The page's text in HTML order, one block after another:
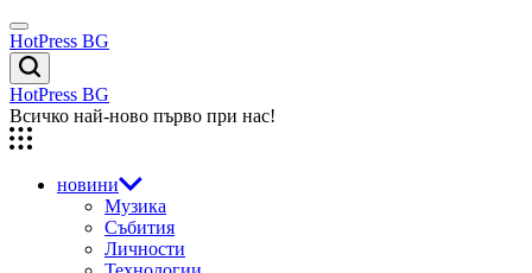
Skip
to
content
Menu
HotPress BG
Търсене
HotPress BG
Всичко най-ново първо при нас!
новини
Музика
Събития
Личности